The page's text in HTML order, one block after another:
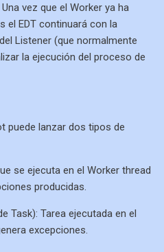
Una vez que el Worker ya ha
el EDT continuará con la
Listener (que normalmente
la ejecución del proceso de
puede lanzar dos tipos de
se ejecuta en el Worker thread
producidas.
Task): Tarea ejecutada en el
excepciones.